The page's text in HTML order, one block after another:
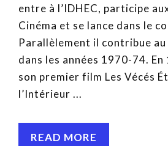
entre à l’IDHEC, participe
Cinéma et se lance dans le
Parallèlement il contribue
dans les années 1970-74.
son premier film Les Vécés
l’Intérieur ...
READ MORE